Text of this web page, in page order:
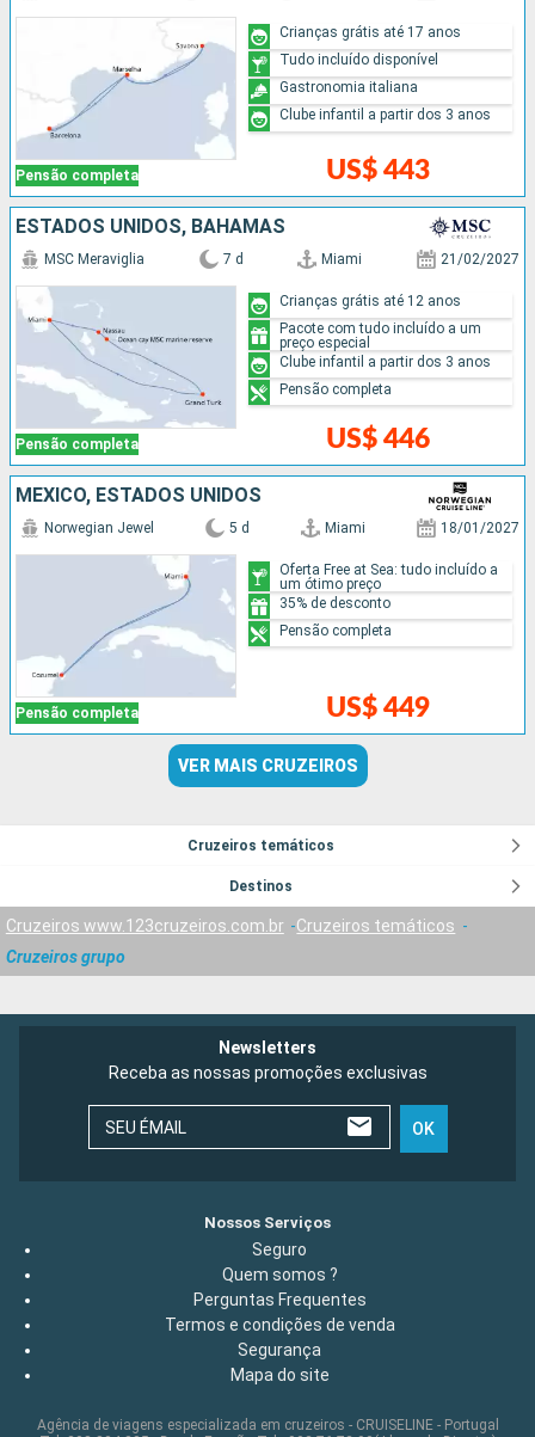
Pensão completa US$ 443
Crianças grátis até 17 anos
Tudo incluído disponível
Gastronomia italiana
Clube infantil a partir dos 3 anos
ESTADOS UNIDOS, BAHAMAS
Pensão completa
MSC Meraviglia 7 d Miami 21/02/2027
US$ 446
Crianças grátis até 12 anos
Pacote com tudo incluído a um
preço especial
Clube infantil a partir dos 3 anos
Pensão completa
MÉXICO, ESTADOS UNIDOS
Pensão completa
Norwegian Jewel 5 d Miami 18/01/2027
US$ 449
Oferta Free at Sea: tudo incluído a
um ótimo preço
35% de desconto
Pensão completa
VER MAIS CRUZEIROS
Cruzeiros temáticos
Destinos
Cruzeiros www.123cruzeiros.com.br
Cruzeiros temáticos
Cruzeiros grupo
Newsletters
Receba as nossas promoções exclusivas
SEU ÉMAIL OK
Nossos Serviços
Seguro
Quem somos ?
Perguntas Frequentes
Termos e condições de venda
Segurança
Mapa do site
Agência de viagens especializada em cruzeiros - CRUISELINE - Portugal